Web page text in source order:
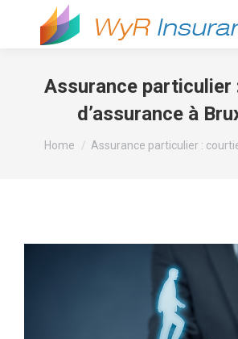
Assurance particulier
d’assurance à
You are here:
Home Assurance particulier :